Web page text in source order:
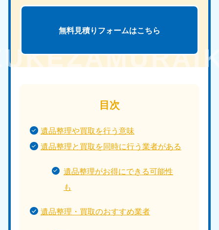
無料見積りフォームはこちら
目次
遺品整理や買取を行う意味
遺品整理と買取を同時に行う業者がある
遺品整理がお得にできる可能性
も
遺品整理・買取のおすすめ業者